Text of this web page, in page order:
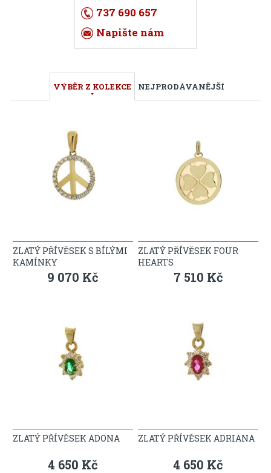
737 690 657
Napište nám
VÝBĚR Z KOLEKCE NEJPRODÁVANĚJŠÍ
ZLATÝ PŘÍVĚSEK S BÍLÝMI
KAMÍNKY
9 070 Kč
ZLATÝ PŘÍVĚSEK FOUR
HEARTS
7 510 Kč
ZLATÝ PŘÍVĚSEK ADONA
4 650 Kč
ZLATÝ PŘÍVĚSEK ADRIANA
4 650 Kč